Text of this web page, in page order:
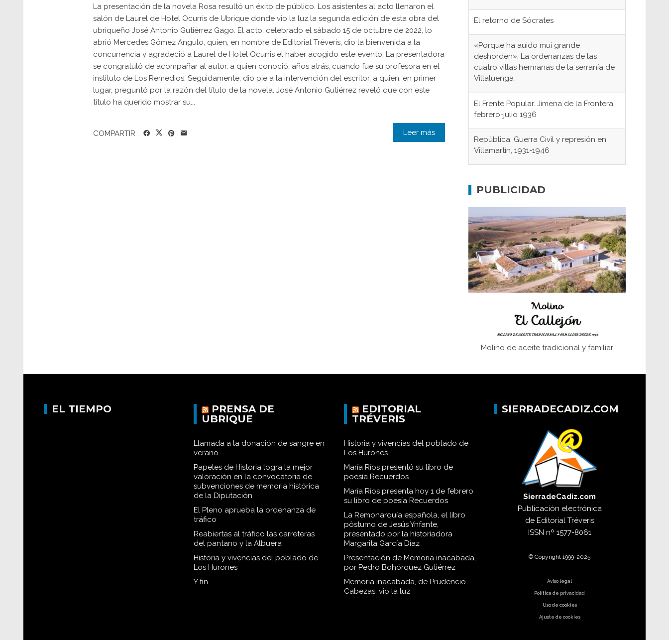
La presentación de la novela Rosa resultó un éxito de público. Los asistentes al acto llenaron el
salón de Laurel de Hotel Ocurris de Ubrique donde vio la luz la segunda edición de esta obra del
ubriqueño José Antonio Gutiérrez Gago. El acto, celebrado el sábado 15 de octubre de 2022, lo
abrió Mercedes Gómez Angulo, quien, en nombre de Editorial Tréveris, dio la bienvenida a la
concurrencia y agradeció a Laurel de Hotel Ocurris el haber acogido este evento. La presentadora
se congratuló de acompañar al autor, a quien conoció, años atrás, cuando fue su profesora en el
instituto de Los Remedios. Seguidamente, dio pie a la intervención del escritor, a quien, en primer
lugar, preguntó por la razón del título de la novela. José Antonio Gutiérrez reveló que con este
título ha querido mostrar su...
Leer más
COMPARTIR
El retorno de Sócrates
«Porque ha auido mui grande
deshorden»: La ordenanzas de las
cuatro villas hermanas de la serranía de
Villaluenga
El Frente Popular. Jimena de la Frontera,
febrero-julio 1936
República, Guerra Civil y represión en
Villamartín, 1931-1946
concentración nazis
fundaciones de Bornos
El Frente Popular. Ubrique, febrero-julio
1936
Juntar las letras. La alfabetización en el
campo: del afán de saber a la
Historia y vivencias del poblado de Los
PUBLICIDAD
Molino de aceite tradicional y familiar
EL TIEMPO
PRENSA DE
UBRIQUE
Llamada a la donación de sangre en
verano
Papeles de Historia logra la mejor
valoración en la convocatoria de
subvenciones de memoria histórica
de la Diputación
El Pleno aprueba la ordenanza de
tráfico
Reabiertas al tráfico las carreteras
del pantano y la Albuera
Historia y vivencias del poblado de
Los Hurones
Y fin
EDITORIAL
TRÉVERIS
Historia y vivencias del poblado de
Los Hurones
María Ríos presentó su libro de
poesía Recuerdos
María Ríos presenta hoy 1 de febrero
su libro de poesía Recuerdos
La Remonarquía española, el libro
póstumo de Jesús Ynfante,
presentado por la historiadora
Margarita García Díaz
Presentación de Memoria inacabada,
por Pedro Bohórquez Gutiérrez
Memoria inacabada, de Prudencio
Cabezas, vio la luz
SIERRADECADIZ.COM
SierradeCadiz.com
Publicación electrónica
de Editorial Tréveris
ISSN nº 1577-8061
© Copyright 1999-2025
Aviso legal
Política de privacidad
Uso de cookies
Ajuste de cookies